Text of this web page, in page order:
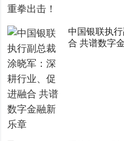
中国银联执
合 共谱数字